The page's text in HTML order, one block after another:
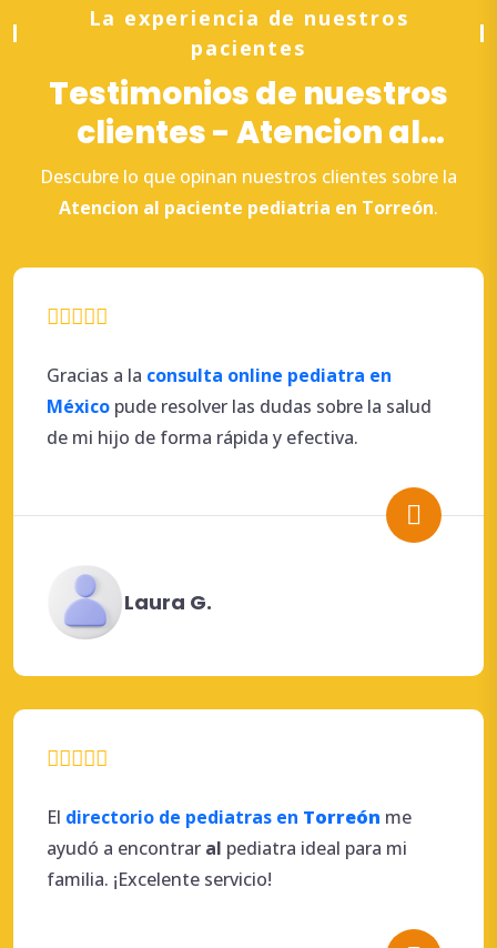
La experiencia de nuestros
pacientes
Testimonios de nuestros
clientes - Atencion al
paciente pediatria en
Torreón
Descubre lo que opinan nuestros clientes sobre la
Atencion al paciente pediatria en Torreón.
Gracias a la consulta online pediatra en
México pude resolver las dudas sobre la salud
de mi hijo de forma rápida y efectiva.
Laura G.
El directorio de pediatras en Torreón me
ayudó a encontrar al pediatra ideal para mi
familia. ¡Excelente servicio!